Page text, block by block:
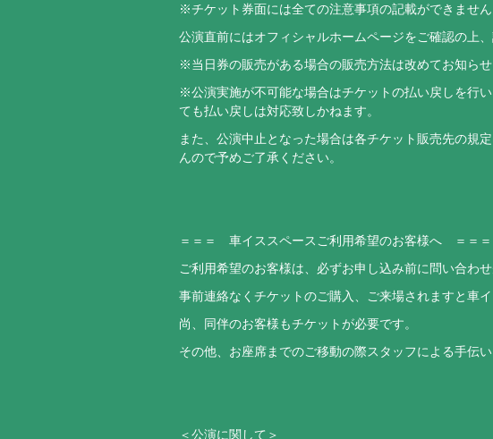
※チケット券面には全ての注意事項の記載ができませ
公演直前にはオフィシャルホームページをご確認の上
※当日券の販売がある場合の販売方法は改めてお知らせ
※公演実施が不可能な場合はチケットの払い戻しを行
ても払い戻しは対応致しかねます。
また、公演中止となった場合は各チケット販売先の規
んので予めご了承ください。
＝＝＝ 車イススペースご利用希望のお客様へ ＝＝＝
ご利用希望のお客様は、必ずお申し込み前に問い合わ
事前連絡なくチケットのご購入、ご来場されますと車
尚、同伴のお客様もチケットが必要です。
その他、お座席までのご移動の際スタッフによる手伝
＜公演に関して＞